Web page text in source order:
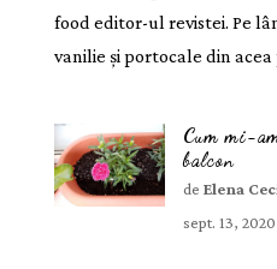
food editor-ul revistei. Pe
vanilie și portocale din acea
Cum mi-
balcon
deElena
sept. 13, 2020